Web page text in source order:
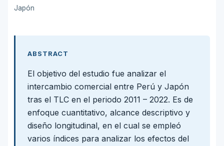
Japón
ABSTRACT
El objetivo del estudio fue analizar el
intercambio comercial entre Perú y Japón
tras el TLC en el periodo 2011 – 2022. Es de
enfoque cuantitativo, alcance descriptivo y
diseño longitudinal, en el cual se empleó
varios índices para analizar los efectos del